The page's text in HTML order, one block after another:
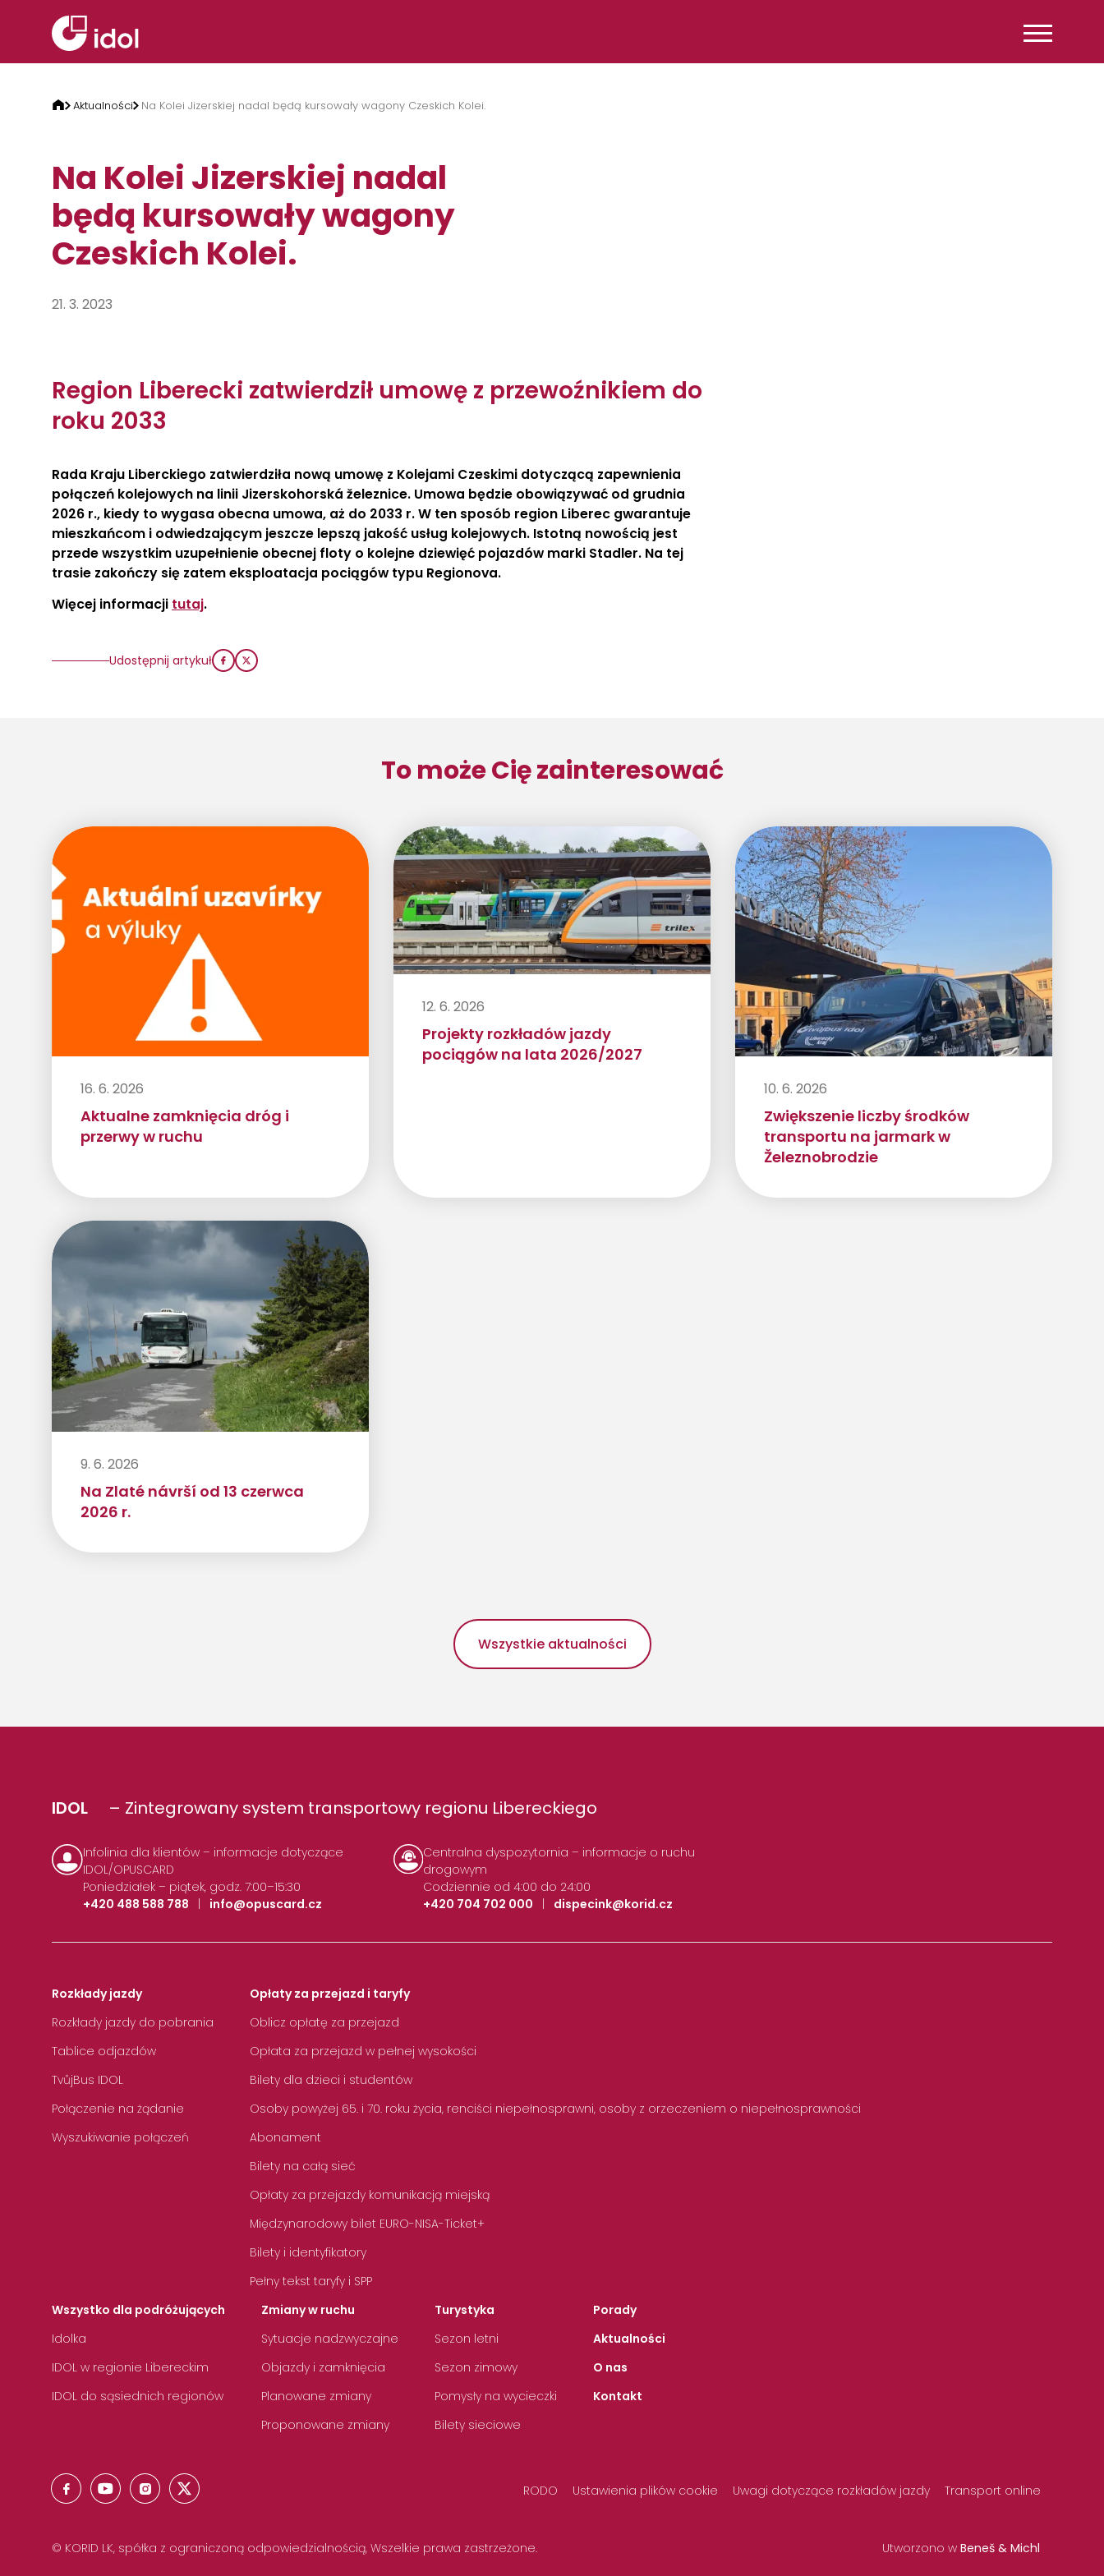
Aktualności Na Kolei Jizerskiej nadal będą kursowały wagony Czeskich Kolei.
Na Kolei Jizerskiej nadal
będą kursowały wagony
Czeskich Kolei.
21. 3. 2023
Region Liberecki zatwierdził umowę z przewoźnikiem do
roku 2033
Rada Kraju Liberckiego zatwierdziła nową umowę z Kolejami Czeskimi dotyczącą zapewnienia
połączeń kolejowych na linii Jizerskohorská železnice. Umowa będzie obowiązywać od grudnia
2026 r., kiedy to wygasa obecna umowa, aż do 2033 r. W ten sposób region Liberec gwarantuje
mieszkańcom i odwiedzającym jeszcze lepszą jakość usług kolejowych. Istotną nowością jest
przede wszystkim uzupełnienie obecnej floty o kolejne dziewięć pojazdów marki Stadler. Na tej
trasie zakończy się zatem eksploatacja pociągów typu Regionova.
Więcej informacji tutaj.
Udostępnij artykuł
To może Cię zainteresować
16. 6. 2026
Aktualne zamknięcia dróg i
przerwy w ruchu
12. 6. 2026
Projekty rozkładów jazdy
pociągów na lata 2026/2027
10. 6. 2026
Zwiększenie liczby środków
transportu na jarmark w
Železnobrodzie
9. 6. 2026
Na Zlaté návrší od 13 czerwca
2026 r.
Wszystkie aktualności
IDOL – Zintegrowany system transportowy regionu Libereckiego
Infolinia dla klientów – informacje dotyczące
IDOL/OPUSCARD
Poniedziałek – piątek, godz. 7:00–15:30
+420 488 588 788
| info@opuscard.cz
Centralna dyspozytornia – informacje o ruchu
drogowym
Codziennie od 4:00 do 24:00
+420 704 702 000
| dispecink@korid.cz
Rozkłady jazdy
Rozkłady jazdy do pobrania
Tablice odjazdów
TvůjBus IDOL
Połączenie na żądanie
Wyszukiwanie połączeń
Opłaty za przejazd i taryfy
Oblicz opłatę za przejazd
Opłata za przejazd w pełnej wysokości
Bilety dla dzieci i studentów
Osoby powyżej 65. i 70. roku życia, renciści niepełnosprawni, osoby z orzeczeniem o niepełnosprawności
Abonament
Bilety na całą sieć
Opłaty za przejazdy komunikacją miejską
Międzynarodowy bilet EURO-NISA-Ticket+
Bilety i identyfikatory
Pełny tekst taryfy i SPP
Wszystko dla podróżujących
Idolka
IDOL w regionie Libereckim
IDOL do sąsiednich regionów
Zmiany w ruchu
Sytuacje nadzwyczajne
Objazdy i zamknięcia
Planowane zmiany
Proponowane zmiany
Turystyka
Sezon letni
Sezon zimowy
Pomysły na wycieczki
Bilety sieciowe
Porady
Aktualności
O nas
Kontakt
RODO Ustawienia plików cookie Uwagi dotyczące rozkładów jazdy Transport online
© KORID LK, spółka z ograniczoną odpowiedzialnością, Wszelkie prawa zastrzeżone. Utworzono w Beneš & Michl